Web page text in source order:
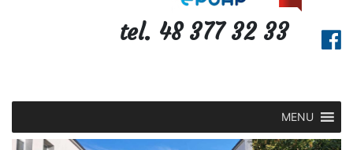
tel. 48 377 32 33
MENU